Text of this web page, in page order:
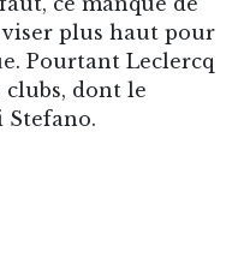
balle au pied.
reste fidèle. Il
de la remontée (12
en plus d’être
de l’équipe.